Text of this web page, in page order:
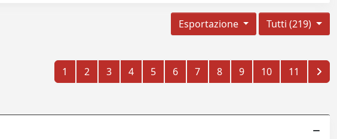
Tutti (219)
Esportazione
1 2 3 4 5 6 7 8 9 10 11